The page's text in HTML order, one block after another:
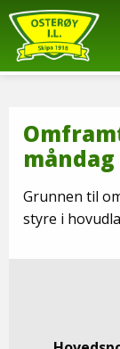
Grunnen til
styre i